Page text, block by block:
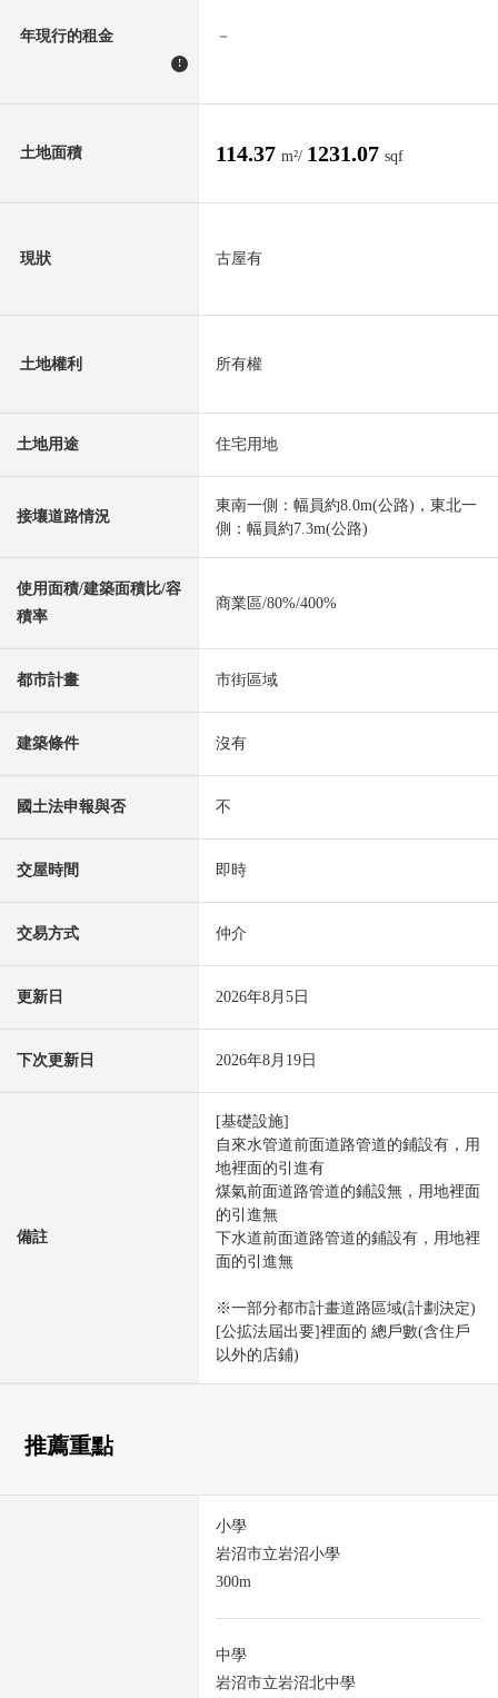
年現行的租金
!
－
土地面積 114.37 m²/ 1231.07 sqf
現狀 古屋有
土地權利 所有權
土地用途 住宅用地
接壤道路情況
東南一側：幅員約8.0m(公路)，東北一
側：幅員約7.3m(公路)
使用面積/建築面積比/容
積率
商業區/80%/400%
都市計畫 市街區域
建築條件 沒有
國土法申報與否 不
交屋時間 即時
交易方式 仲介
更新日 2026年8月5日
下次更新日 2026年8月19日
備註
[基礎設施]
自來水管道前面道路管道的鋪設有，用
地裡面的引進有
煤氣前面道路管道的鋪設無，用地裡面
的引進無
下水道前面道路管道的鋪設有，用地裡
面的引進無
※一部分都市計畫道路區域(計劃決定)
[公拡法屆出要]裡面的 總戶數(含住戶
以外的店鋪)
推薦重點
小學
岩沼市立岩沼小學
300m
中學
岩沼市立岩沼北中學